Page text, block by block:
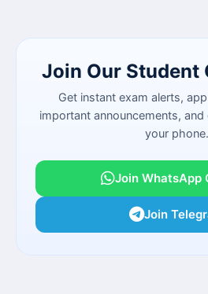
Join Our Student
Get instant exam alerts,
important announcements,
your phone.
Join WhatsApp
Join